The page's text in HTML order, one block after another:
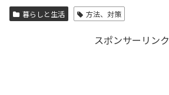
暮らしと生活 方法、対策
スポンサーリンク